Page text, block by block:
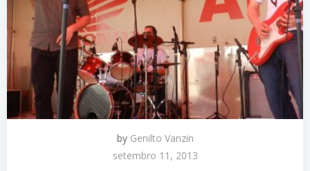
by Genilto Vanzin
setembro 11, 2013